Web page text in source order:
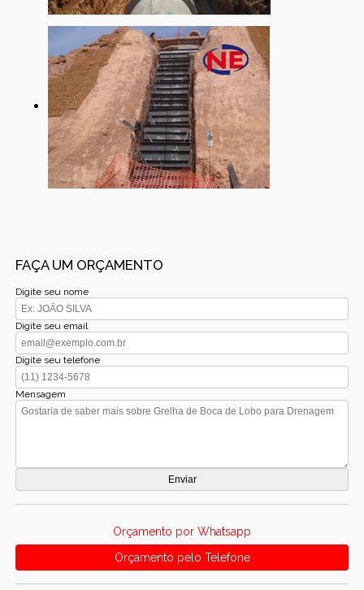
FAÇA UM ORÇAMENTO
Digite seu nome
Digite seu email
Digite seu telefone
Mensagem
Orçamento por Whatsapp
Orçamento pelo Telefone